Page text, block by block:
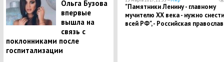
Ольга Бузова
впервые
вышла на
связь с
поклонниками после
госпитализации
"Памятники Ленину - главному
мучителю ХХ века - нужно
всей РФ", - Российская